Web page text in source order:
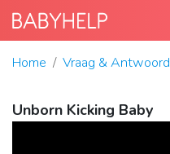
Home Vraag & Antwoord
Unborn Kicking Baby